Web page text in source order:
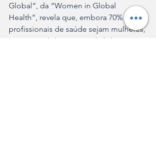
Global”, da “Women in Global
Health”, revela que, embora 70% dos
profissionais de saúde sejam mulheres,
apenas 25% dos cargos de liderança